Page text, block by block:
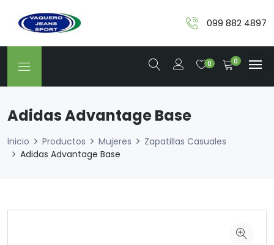
099 882 4897
0 0
Adidas Advantage Base
Inicio Productos Mujeres
Zapatillas Casuales
Adidas Advantage Base